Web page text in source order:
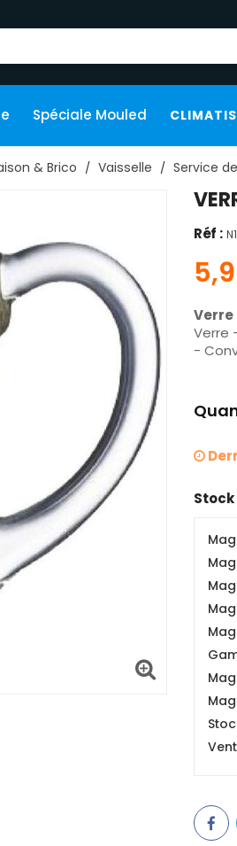
Spéciale Mouled
& Brico Vaisselle Service
Réf :
Verre
-